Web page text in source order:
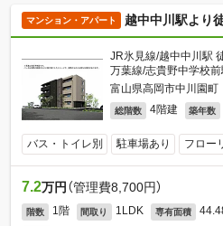
マンション・アパート 越中中川駅より
JR氷見線/越中中川駅
万葉線/志貴野中学校
富山県高岡市中川園町
総階数 4階建 築年数
バス・トイレ別 駐車場あり フロー
7.2万円 （管理費8,700円）
階数 1階 間取り 1LDK 専有面積